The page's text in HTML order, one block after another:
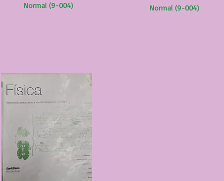
Normal (9-004)
Normal (9-004)